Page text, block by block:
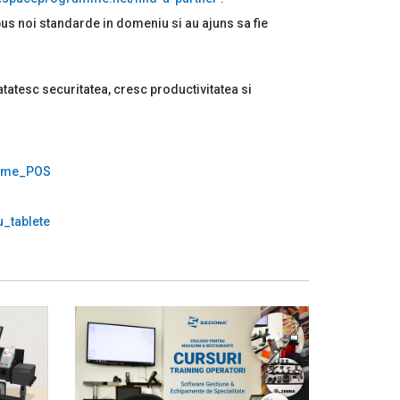
noi standarde in domeniu si au ajuns sa fie
securitatea, cresc productivitatea si